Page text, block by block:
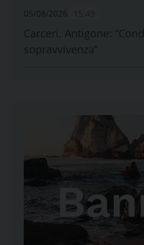
05/08/2026
Carceri. Antigone:
sopravvivenza”